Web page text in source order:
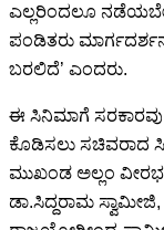
ಎಲ್ಲರಿಂದಲೂ
ಪಂಡಿತರು
ಬರಲಿದೆ’ ಎಂದರು.
ಈ ಸಿನಿಮಾಗೆ
ಕೊಡಿಸಲು ಸಚಿವರಾದ
ಮುಖಂಡ ಅಲ್ಲಂ
ಡಾ.ಸಿದ್ದರಾಮ